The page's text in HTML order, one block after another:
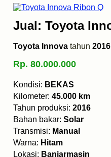
Jual: Toyota
Toyota Innova tahun 2016
Rp. 80.000.000
Kondisi: BEKAS
Kilometer: 45.000 km
Tahun produksi: 2016
Bahan bakar: Solar
Transmisi: Manual
Warna: Hitam
Lokasi: Banjarmasin